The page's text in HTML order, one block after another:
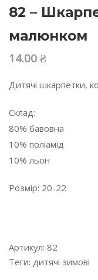
82 –
малюнком
14.00 ₴
Дитячі шкарпетки,
Склад:
80% бавовна
10% поліамід
10% льон
Розмір: 20-22
Артикул: 82
Теги: дитячі зимові